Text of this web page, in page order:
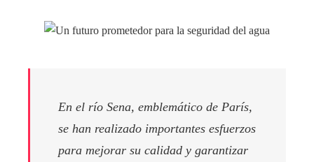
En el río Sena, emblemático de París,
se han realizado importantes esfuerzos
para mejorar su calidad y garantizar